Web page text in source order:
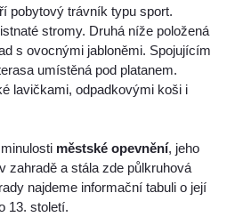
pobytový trávník typu sport.
stromy. Druhá níže položená
s ovocnými jabloněmi. Spojujícím
umístěná pod platanem.
lavičkami, odpadkovými koši i
městské opevnění, jeho
zahradě a stála zde půlkruhová
najdeme informační tabuli o její
13. století.